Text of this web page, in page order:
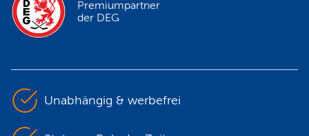
Premiumpartner
der DEG
Unabhängig & werbefrei